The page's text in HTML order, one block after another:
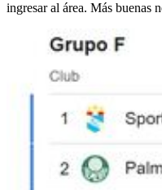
ingresar al área. Más buenas